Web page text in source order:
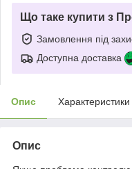
Що таке купити з
Замовлення під
Доступна доставка
Опис Характеристики
Опис